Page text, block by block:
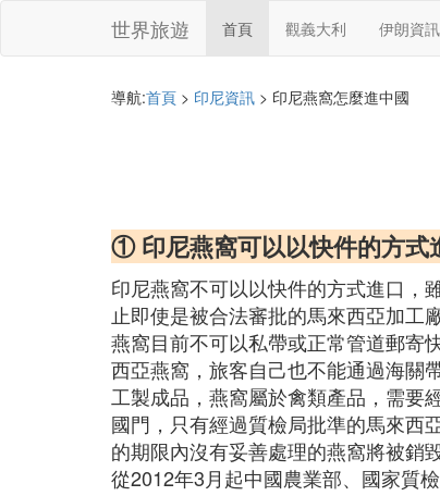
世界旅遊 首頁 觀義大利 伊朗資訊
導航:首頁 > 印尼資訊 > 印尼燕窩怎麼進中國
① 印尼燕窩可以以快件的方式
印尼燕窩不可以以快件的方式進口，
止即使是被合法審批的馬來西亞加工
燕窩目前不可以私帶或正常管道郵寄
西亞燕窩，旅客自己也不能通過海關
工製成品，燕窩屬於禽類產品，需要
國門，只有經過質檢局批準的馬來西
的期限內沒有妥善處理的燕窩將被銷毀
從2012年3月起中國農業部、國家質